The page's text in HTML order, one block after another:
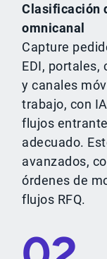
Clasificación
omnicanal
Capture
EDI, portales,
y canales
trabajo, con
flujos
adecuado.
avanzados,
órdenes de
flujos RFQ.